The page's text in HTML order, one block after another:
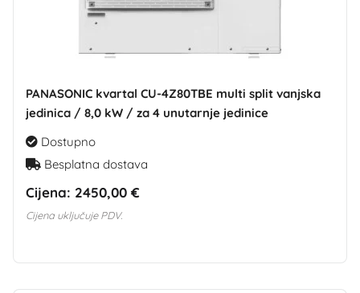
PANASONIC kvartal CU-4Z80TBE multi split vanjska
jedinica / 8,0 kW / za 4 unutarnje jedinice
Dostupno
Besplatna dostava
Cijena: 2450,00 €
Cijena uključuje PDV.